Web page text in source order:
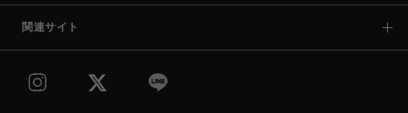
関連サイト